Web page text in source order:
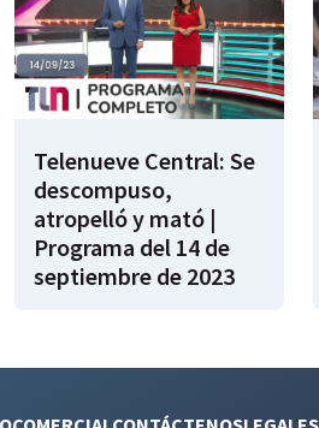
Telenueve Central: Se
descompuso,
atropelló y mató |
Programa del 14 de
septiembre de 2023